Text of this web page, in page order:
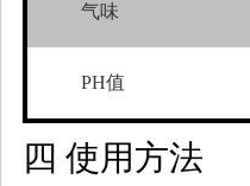
气味
PH值
四 使用方法